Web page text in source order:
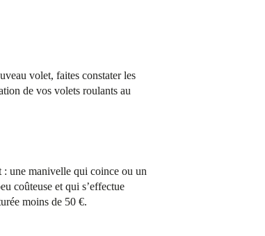
volet, faites constater les
de vos volets roulants au
: une manivelle qui coince ou un
coûteuse et qui s’effectue
moins de 50 €.